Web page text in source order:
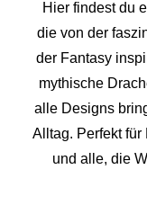
Hier findest du
die von der
der Fantasy
mythische
alle Designs
Alltag. Perfekt für
und alle, die